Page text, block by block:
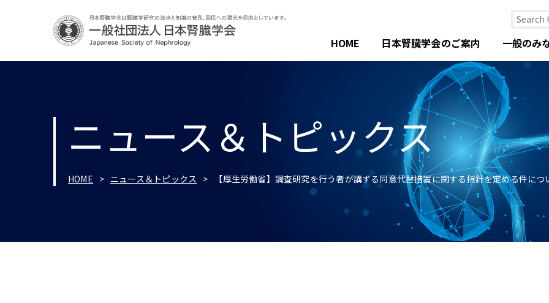
HOME
日本腎臓学会のご案内 一般のみ
ニュース＆トピックス
HOME ニュース＆トピックス 【厚生労働省】調査研究を行う者が講ずる同意代替措置に関する指針を定める件につ